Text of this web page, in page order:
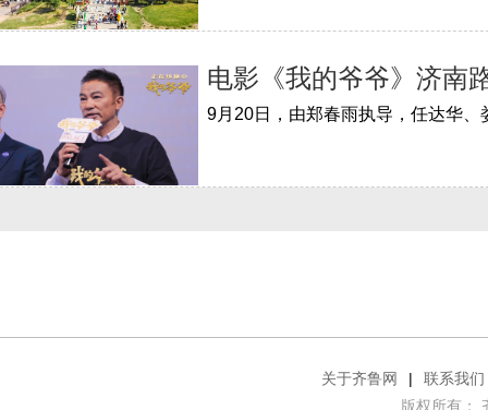
电影《我的爷爷》济南
关于齐鲁网 |
联系我们
版权所有：